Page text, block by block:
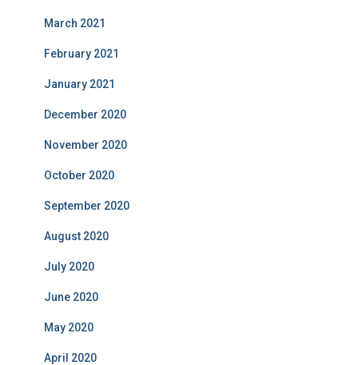
March 2021
February 2021
January 2021
December 2020
November 2020
October 2020
September 2020
August 2020
July 2020
June 2020
May 2020
April 2020